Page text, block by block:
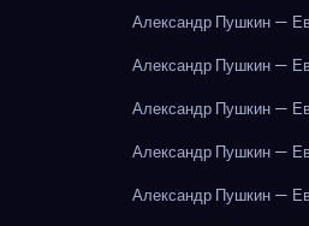
Александр Пушкин —
Александр Пушкин —
Александр Пушкин —
Александр Пушкин —
Александр Пушкин —